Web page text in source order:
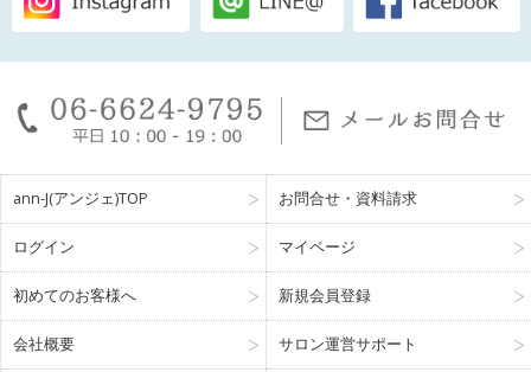
サポート。数多くのサロンで 愛され続ける大人気サプリメントです。
2025.11
美容以上医療未満の最先端エステ「輪郭形成施術」 韓国発 待
望の日本展開！【老け顔脂肪に】脂肪溶解×エイジングケア RED SHOT レ
商品情報
2025.10
特許技術成分Youth P-Sol™・Dactor Tec™の原料開発メーカー
が製品化！乳酸菌株を配合したマイクロバイオームスキンケア、Dactor
Peel (ダクトピール)が人気です！
お知らせ
ann-J(アンジェ)TOP お問合せ・資料請求
ログイン マイページ
初めてのお客様へ 新規会員登録
会社概要 サロン運営サポート